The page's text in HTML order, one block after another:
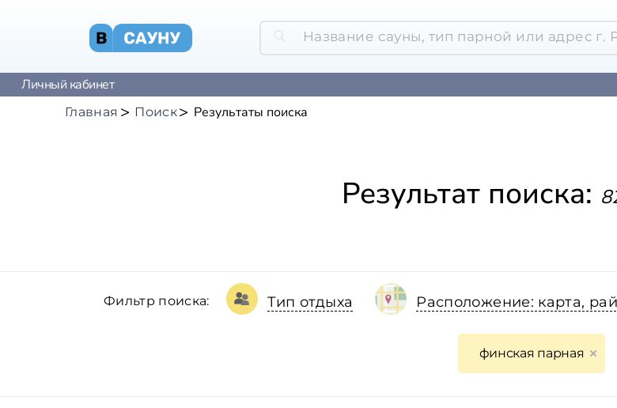
Личный кабинет
Главная Поиск Результаты поиска
Результат поиска:
Фильтр поиска: Тип отдыха Расположение: карта,
финская парная